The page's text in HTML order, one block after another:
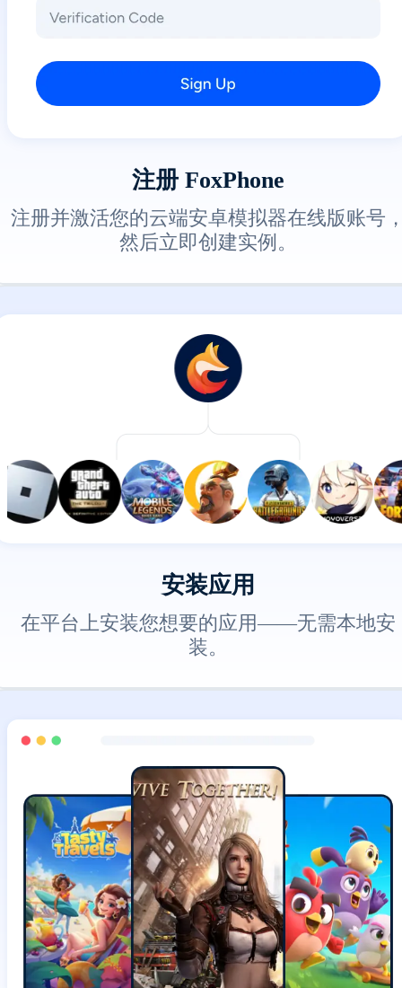
注册 FoxPhone
注册并激活您的云端安卓模拟器在线版账号
然后立即创建实例。
安装应用
在平台上安装您想要的应用——无需本地安
装。